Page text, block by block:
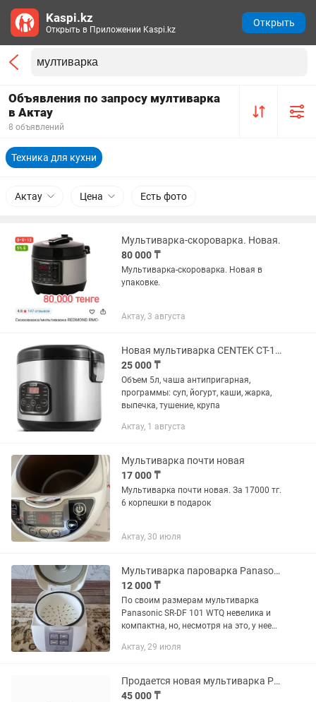
Объявления по запросу мултиварка
в Актау
8 объявлений
Техника для кухни
Актау Цена Есть фото
Мультиварка-скороварка. Новая.
80 000 ₸
Мультиварка-скороварка. Новая в
упаковке.
Актау, 3 августа
Новая мультиварка CENTEK CT-1490 серебристый, черный
25 000 ₸
Объем 5л, чаша антипригарная,
программы: суп, йогурт, каши, жарка,
выпечка, тушение, крупа
Актау, 1 августа
Мультиварка почти новая
17 000 ₸
Мультиварка почти новая. За 17000 тг.
6 корпешки в подарок
Актау, 30 июля
Мультиварка пароварка Panasonic SR-DF 101 WTQ
12 000 ₸
По своим размерам мультиварка
Panasonic SR-DF 101 WTQ невелика и
компактна, но, несмотря на это, у нее
пищи. Высота - 19.9 см. Ширина - 24.5
Актау, 29 июля
Продается новая мультиварка Polaris
45 000 ₸
Kaspi.kz
Открыть в Приложении Kaspi.kz
Открыть